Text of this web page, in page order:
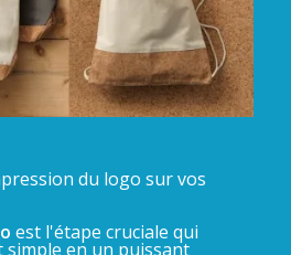
du logo sur vos
est l'étape cruciale qui
en un puissant